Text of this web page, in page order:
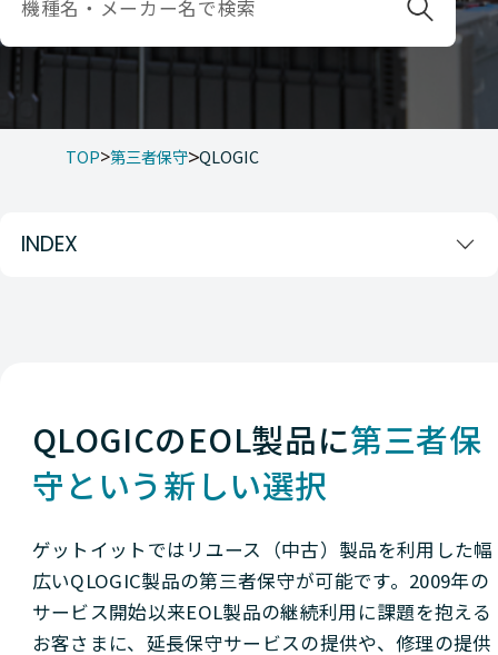
TOP 第三者保守 QLOGIC
INDEX
QLOGICのEOL製品に第三者保
守という新しい選択
ゲットイットではリユース（中古）製品を利用した幅
広いQLOGIC製品の第三者保守が可能です。2009年の
サービス開始以来EOL製品の継続利用に課題を抱える
お客さまに、延長保守サービスの提供や、修理の提供